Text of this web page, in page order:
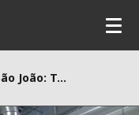
Hospital São João: Trigeração